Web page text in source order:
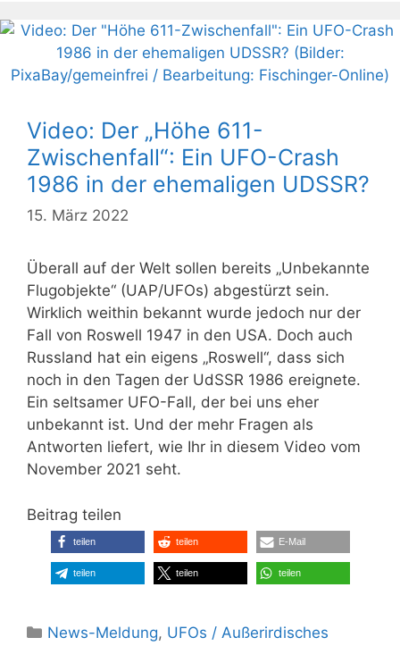
Video: Der „Höhe 611-
Zwischenfall“: Ein UFO-Crash
1986 in der ehemaligen UDSSR?
15. März 2022
Überall auf der Welt sollen bereits „Unbekannte
Flugobjekte“ (UAP/UFOs) abgestürzt sein.
Wirklich weithin bekannt wurde jedoch nur der
Fall von Roswell 1947 in den USA. Doch auch
Russland hat ein eigens „Roswell“, dass sich
noch in den Tagen der UdSSR 1986 ereignete.
Ein seltsamer UFO-Fall, der bei uns eher
unbekannt ist. Und der mehr Fragen als
Antworten liefert, wie Ihr in diesem Video vom
November 2021 seht.
Beitrag teilen
teilen teilen E-Mail
teilen teilen teilen
Kategorien
News-Meldung, UFOs / Außerirdisches